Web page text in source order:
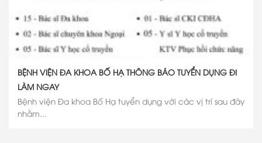
BỆNH VIỆN ĐA KHOA BỐ HẠ THÔNG BÁO TUYỂN DỤNG ĐI
LÀM NGAY
Bệnh viện Đa khoa Bố Hạ tuyển dụng với các vị trí sau đây
nhằm...